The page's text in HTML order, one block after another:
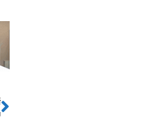
Next